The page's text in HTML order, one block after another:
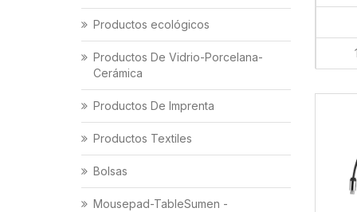
Productos ecológicos
Productos De Vidrio-Porcelana-
Cerámica
Productos De Imprenta
Productos Textiles
Bolsas
Mousepad-TableSumen -